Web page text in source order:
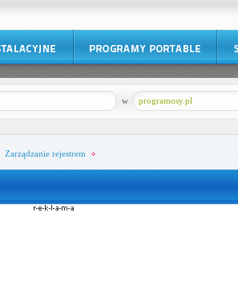
programosy.pl
w
Zarządzanie rejestrem